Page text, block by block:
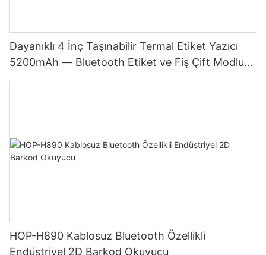
Dayanıklı 4 İnç Taşınabilir Termal Etiket Yazıcı
5200mAh — Bluetooth Etiket ve Fiş Çift Modlu
Japon Baskı Kafası
HOP-H890 Kablosuz Bluetooth Özellikli
Endüstriyel 2D Barkod Okuyucu